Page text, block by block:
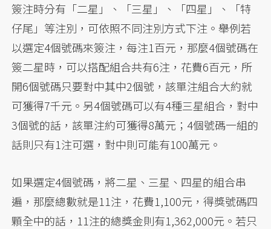
簽注時分有「二星」、「三星」、「四星」、「特
仔尾」等注別，可依照不同注別方式下注。舉例若
以選定4個號碼來簽注，每注1百元，那麼4個號碼在
簽二星時，可以搭配組合共有6注，花費6百元，所
開6個號碼只要對中其中2個號，該單注組合大約就
可獲得7千元。另4個號碼可以有4種三星組合，對中
3個號的話，該單注約可獲得8萬元；4個號碼一組的
話則只有1注可選，對中則可能有100萬元。
如果選定4個號碼，將二星、三星、四星的組合串
遍，那麼總數就是11注，花費1,100元，得獎號碼四
顆全中的話，11注的總獎金則有1,362,000元。若只